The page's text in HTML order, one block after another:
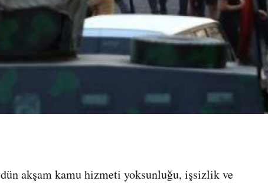
akşam kamu hizmeti yoksunluğu, işsizlik ve